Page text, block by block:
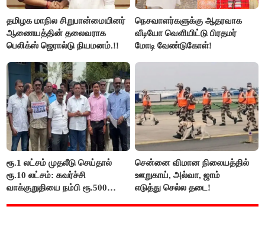
தமிழக மாநில சிறுபான்மையினர்
ஆணையத்தின் தலைவராக
பெலிக்ஸ் ஜெரால்டு நியமனம்.!!
நெசவாளர்களுக்கு ஆதரவாக
வீடியோ வெளியிட்டு பிரதமர்
மோடி வேண்டுகோள்!
ரூ.1 லட்சம் முதலீடு செய்தால்
ரூ.10 லட்சம்: கவர்ச்சி
வாக்குறுதியை நம்பி ரூ.500
சென்னை விமான நிலையத்தில்
ஊறுகாய், அல்வா, ஜாம்
எடுத்து செல்ல தடை!